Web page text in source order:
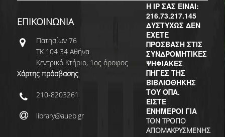
Η IP ΣΑΣ ΕΙΝΑΙ:
216.73.217.145
ΔΥΣΤΥΧΩΣ ΔΕΝ
ΕΧΕΤΕ
ΠΡΟΣΒΑΣΗ ΣΤΙΣ
ΣΥΝΔΡΟΜΗΤΙΚΕΣ
ΨΗΦΙΑΚΕΣ
ΠΗΓΕΣ ΤΗΣ
ΒΙΒΛΙΟΘΗΚΗΣ
ΤΟΥ ΟΠΑ.
ΕΙΣΤΕ
ΕΝΗΜΕΡΟΙ ΓΙΑ
ΤΟΝ ΤΡΟΠΟ
ΑΠΟΜΑΚΡΥΣΜΕΝΗΣ
ΕΠΙΚΟΙΝΩΝΙΑ
Πατησίων 76
ΤΚ 104 34 Αθήνα
Κεντρικό Κτήριο, 1ος όροφος
Χάρτης πρόσβασης
210-8203261
library@aueb.gr